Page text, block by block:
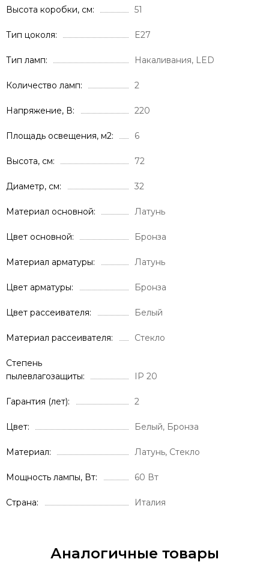
Высота коробки, см 51
Тип цоколя E27
Тип ламп Накаливания, LED
Количество ламп 2
Напряжение, В 220
Площадь освещения, м2 6
Высота, см 72
Диаметр, см 32
Материал основной Латунь
Цвет основной Бронза
Материал арматуры Латунь
Цвет арматуры Бронза
Цвет рассеивателя Белый
Материал рассеивателя Стекло
Степень
пылевлагозащиты
IP 20
Гарантия (лет) 2
Цвет Белый, Бронза
Материал Латунь, Стекло
Мощность лампы, Вт 60 Вт
Страна Италия
Аналогичные товары